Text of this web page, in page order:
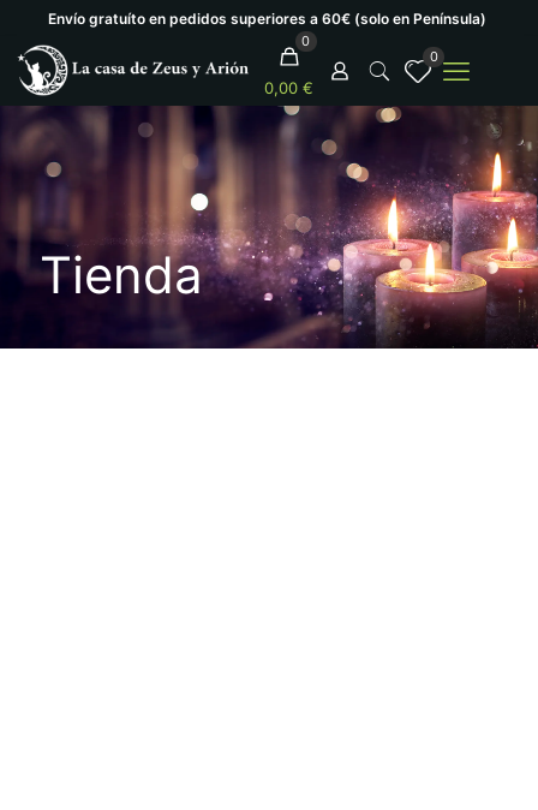
Envío gratuíto en pedidos superiores a 60€ (solo en Península)
0
0,00 €
0
Tienda